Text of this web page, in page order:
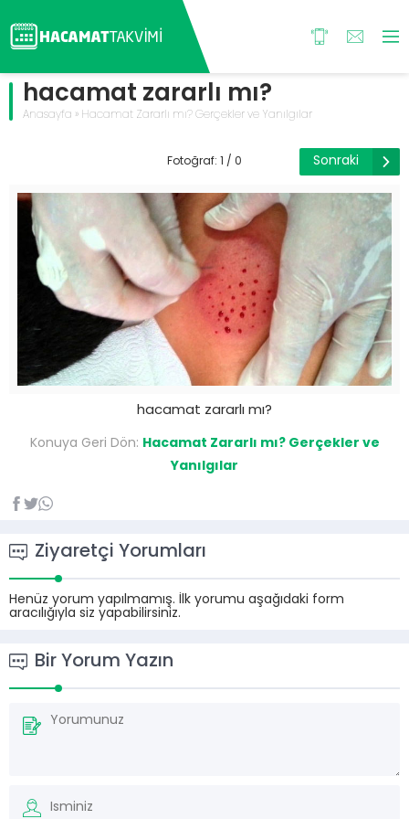
hacamat zararlı mı?
Anasayfa » Hacamat Zararlı mı? Gerçekler ve Yanılgılar
Fotoğraf: 1 / 0 Sonraki
hacamat zararlı mı?
Konuya Geri Dön: Hacamat Zararlı mı? Gerçekler ve
Yanılgılar
Ziyaretçi Yorumları
Henüz yorum yapılmamış. İlk yorumu aşağıdaki form
aracılığıyla siz yapabilirsiniz.
Bir Yorum Yazın